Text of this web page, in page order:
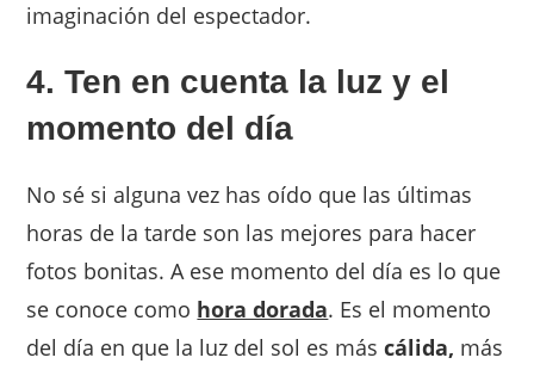
imaginación del espectador.
4. Ten en cuenta la luz y el
momento del día
No sé si alguna vez has oído que las últimas
horas de la tarde son las mejores para hacer
fotos bonitas. A ese momento del día es lo que
se conoce como hora dorada. Es el momento
del día en que la luz del sol es máscálida, más